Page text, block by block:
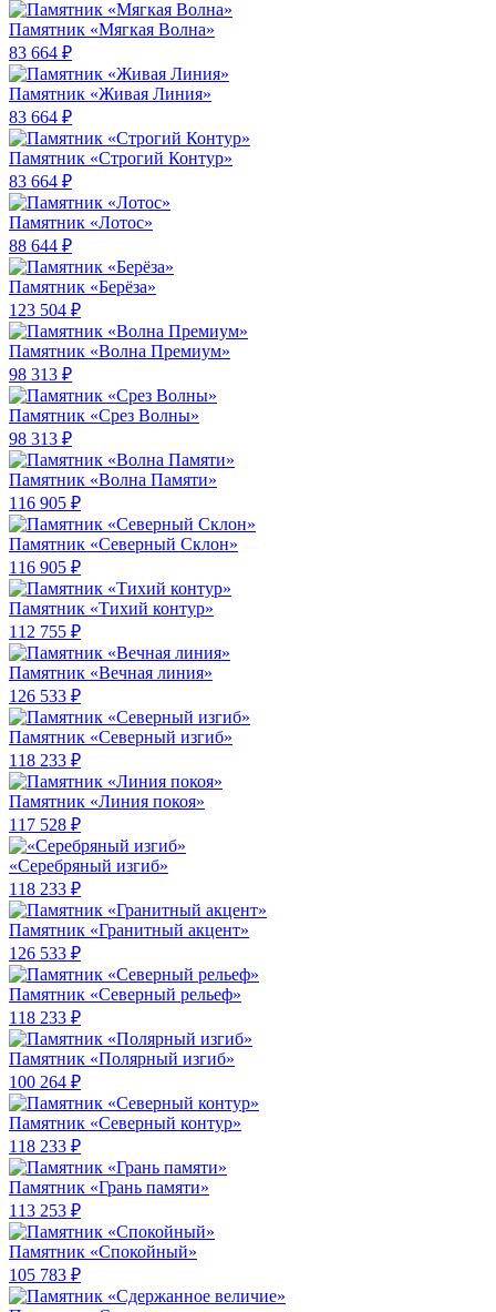
Памятник «Мягкая Волна»
83 664 ₽
Памятник «Живая Линия»
83 664 ₽
Памятник «Строгий Контур»
83 664 ₽
Памятник «Лотос»
88 644 ₽
Памятник «Берёза»
123 504 ₽
Памятник «Волна Премиум»
98 313 ₽
Памятник «Срез Волны»
98 313 ₽
Памятник «Волна Памяти»
116 905 ₽
Памятник «Северный Склон»
116 905 ₽
Памятник «Тихий контур»
112 755 ₽
Памятник «Вечная линия»
126 533 ₽
Памятник «Северный изгиб»
118 233 ₽
Памятник «Линия покоя»
117 528 ₽
«Серебряный изгиб»
118 233 ₽
Памятник «Гранитный акцент»
126 533 ₽
Памятник «Северный рельеф»
118 233 ₽
Памятник «Полярный изгиб»
100 264 ₽
Памятник «Северный контур»
118 233 ₽
Памятник «Грань памяти»
113 253 ₽
Памятник «Спокойный»
105 783 ₽